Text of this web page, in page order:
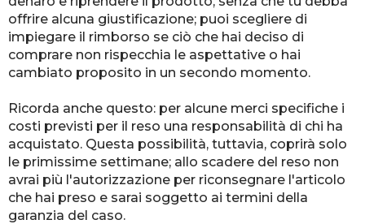
offrire alcuna giustificazione; puoi scegliere di
impiegare il rimborso se ciò che hai deciso di
comprare non rispecchia le aspettative o hai
cambiato proposito in un secondo momento.
Ricorda anche questo: per alcune merci specifiche i
costi previsti per il reso una responsabilità di chi ha
acquistato. Questa possibilità, tuttavia, coprirà solo
le primissime settimane; allo scadere del reso non
avrai più l'autorizzazione per riconsegnare l'articolo
che hai preso e sarai soggetto ai termini della
garanzia del caso.